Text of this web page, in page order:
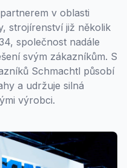
v oblasti
strojírenství již několik
společnost nadále
svým zákazníkům. S
Schmachtl působí
a udržuje silná
výrobci.